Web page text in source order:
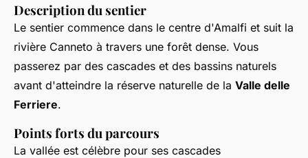
Description du sentier
Le sentier commence dans le centre d'Amalfi et suit la
rivière Canneto à travers une forêt dense. Vous
passerez par des cascades et des bassins naturels
avant d'atteindre la réserve naturelle de la Valle delle
Ferriere.
Points forts du parcours
La vallée est célèbre pour ses cascades